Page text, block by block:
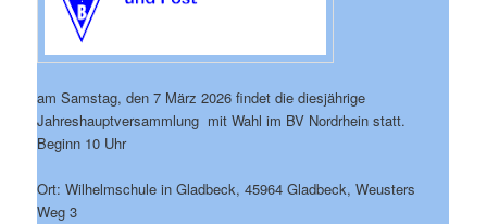
am Samstag, den 7 März 2026 findet die diesjährige
Jahreshauptversammlung mit Wahl im BV Nordrhein statt.
Beginn 10 Uhr
Ort: Wilhelmschule in Gladbeck, 45964 Gladbeck, Weusters
Weg 3